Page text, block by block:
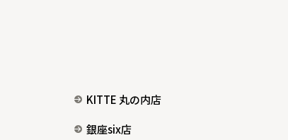
KITTE 丸の内店
銀座six店